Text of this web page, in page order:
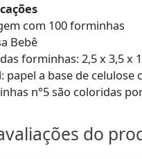
com 100 forminhas
Bebê
forminhas: 2,5 x 3,5 x
papel a base de
n°5 são coloridas
do